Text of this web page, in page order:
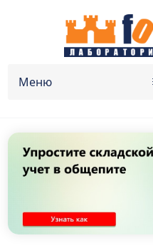
Меню